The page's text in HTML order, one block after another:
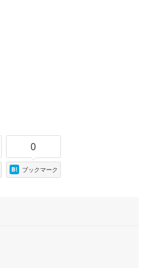
0
ブックマーク